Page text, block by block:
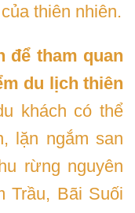
thiên nhiên.
để tham quan
du lịch thiên
khách có thể
lặn ngắm san
rừng nguyên
Trầu, Bãi Suối